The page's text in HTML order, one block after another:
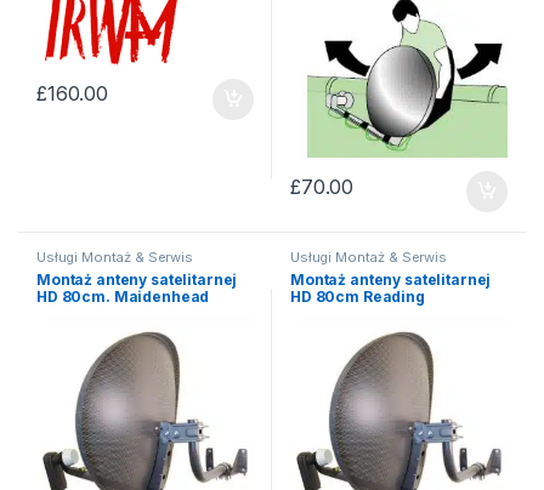
£160.00
£70.00
Usługi Montaż & Serwis
Montaż anteny satelitarnej
HD 80cm. Maidenhead
Usługi Montaż & Serwis
Montaż anteny satelitarnej
HD 80cm Reading